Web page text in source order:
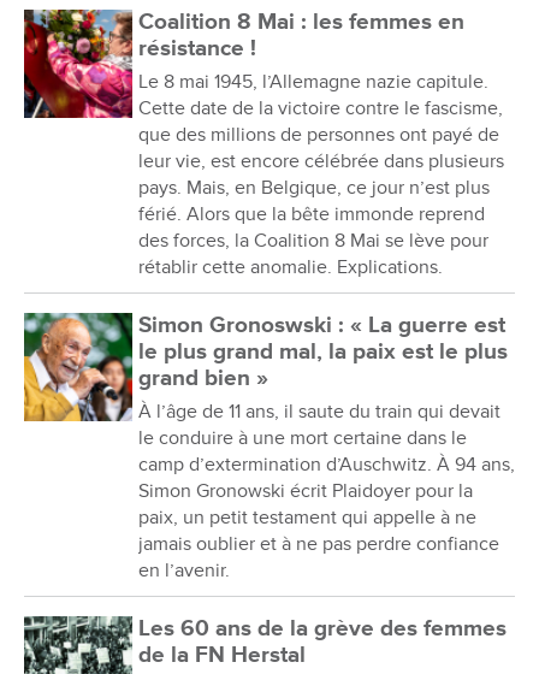
Coalition 8 Mai : les femmes en
résistance !
Le 8 mai 1945, l’Allemagne nazie capitule.
Cette date de la victoire contre le fascisme,
que des millions de personnes ont payé de
leur vie, est encore célébrée dans plusieurs
pays. Mais, en Belgique, ce jour n’est plus
férié. Alors que la bête immonde reprend
des forces, la Coalition 8 Mai se lève pour
rétablir cette anomalie. Explications.
Simon Gronoswski : « La guerre est
le plus grand mal, la paix est le plus
grand bien »
À l’âge de 11 ans, il saute du train qui devait
le conduire à une mort certaine dans le
camp d’extermination d’Auschwitz. À 94 ans,
Simon Gronowski écrit Plaidoyer pour la
paix, un petit testament qui appelle à ne
jamais oublier et à ne pas perdre confiance
en l’avenir.
Les 60 ans de la grève des femmes
de la FN Herstal